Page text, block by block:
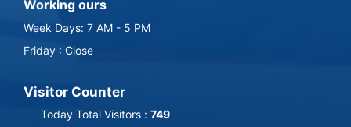
Working ours
Week Days: 7 AM - 5 PM
Friday : Close
Visitor Counter
Today Total Visitors : 749